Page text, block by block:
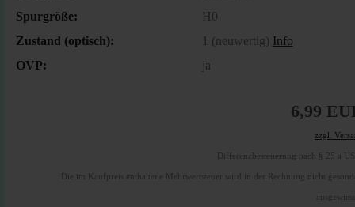
Spurgröße:
H0
Zustand (optisch):
1 (neuwertig) Info
OVP:
ja
6,99
zzgl.
Differenzbesteuerung nach § 25 a
Die im Kaufpreis enthaltene Mehrwertsteuer wird in der Rechnung nicht